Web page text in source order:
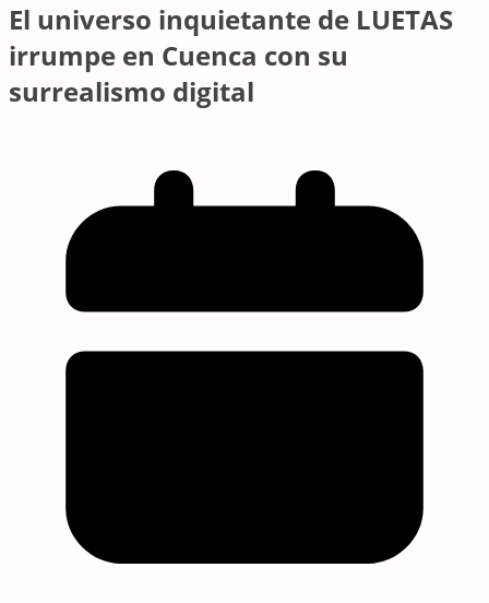
El universo inquietante de LUETAS
irrumpe en Cuenca con su
surrealismo digital